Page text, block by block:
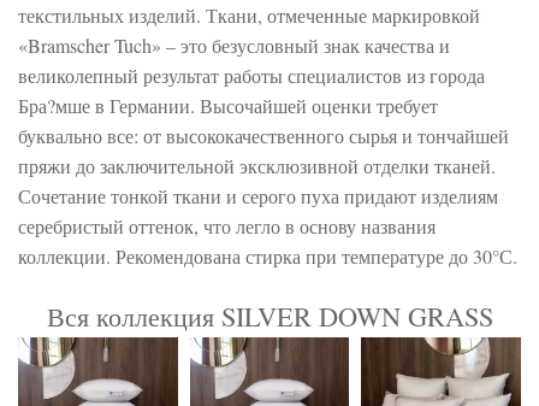
текстильных изделий. Ткани, отмеченные маркировкой
«Bramscher Tuch» – это безусловный знак качества и
великолепный результат работы специалистов из города
Бра?мше в Германии. Высочайшей оценки требует
буквально все: от высококачественного сырья и тончайшей
пряжи до заключительной эксклюзивной отделки тканей.
Сочетание тонкой ткани и серого пуха придают изделиям
серебристый оттенок, что легло в основу названия
коллекции. Рекомендована стирка при температуре до 30°С.
Вся коллекция SILVER DOWN GRASS